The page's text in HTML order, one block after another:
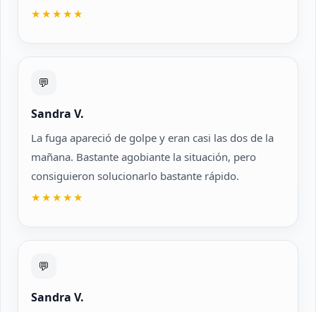
★★★★★
💬
Sandra V.
La fuga apareció de golpe y eran casi las dos de la
mañana. Bastante agobiante la situación, pero
consiguieron solucionarlo bastante rápido.
★★★★★
💬
Sandra V.